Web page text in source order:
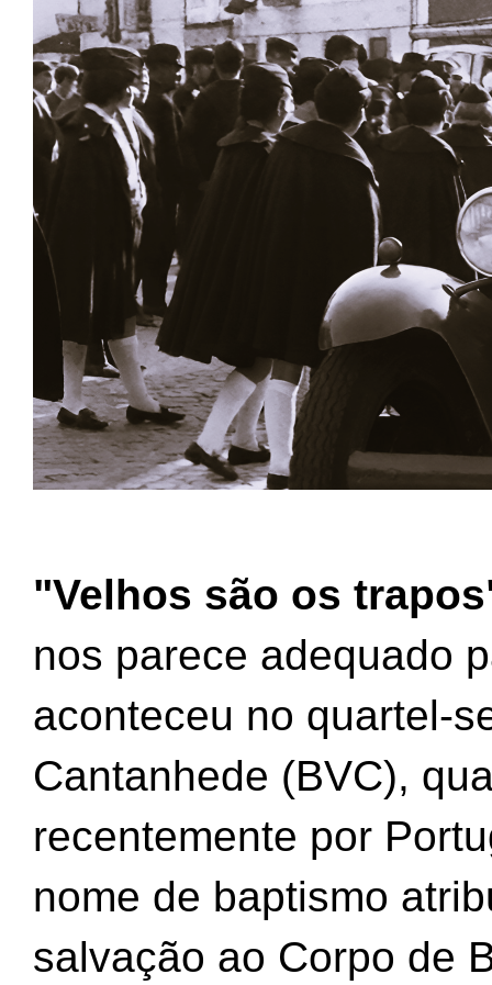
"Velhos são os
nos parece adequado
aconteceu no quartel-
Cantanhede (BVC),
recentemente por
nome de baptismo
salvação ao Corpo de